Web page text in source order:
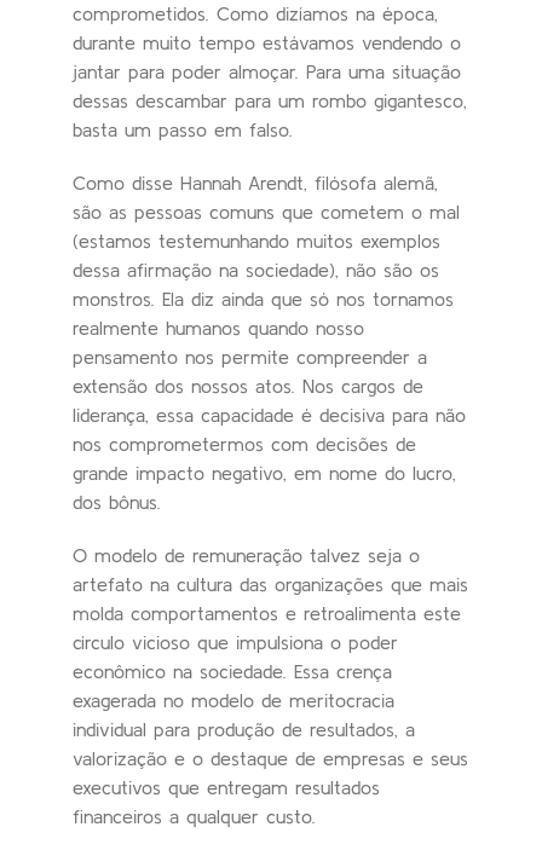
comprometidos. Como dizíamos na época,
durante muito tempo estávamos vendendo o
jantar para poder almoçar. Para uma situação
dessas descambar para um rombo gigantesco,
basta um passo em falso.
Como disse Hannah Arendt, filósofa alemã,
são as pessoas comuns que cometem o mal
(estamos testemunhando muitos exemplos
dessa afirmação na sociedade), não são os
monstros. Ela diz ainda que só nos tornamos
realmente humanos quando nosso
pensamento nos permite compreender a
extensão dos nossos atos. Nos cargos de
liderança, essa capacidade é decisiva para não
nos comprometermos com decisões de
grande impacto negativo, em nome do lucro,
dos bônus.
O modelo de remuneração talvez seja o
artefato na cultura das organizações que mais
molda comportamentos e retroalimenta este
círculo vicioso que impulsiona o poder
econômico na sociedade. Essa crença
exagerada no modelo de meritocracia
individual para produção de resultados, a
valorização e o destaque de empresas e seus
executivos que entregam resultados
financeiros a qualquer custo.